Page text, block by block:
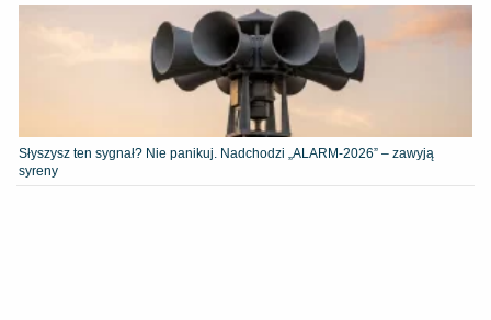
Słyszysz ten sygnał? Nie panikuj. Nadchodzi „ALARM-2026” – zawyją
syreny